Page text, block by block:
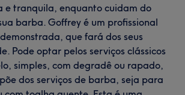
e tranquila, enquanto cuidam do
barba. Goffrey é um profissional
que fará dos seus
Pode optar pelos serviços clássicos
simples, com degradê ou rapado,
dos serviços de barba, seja para